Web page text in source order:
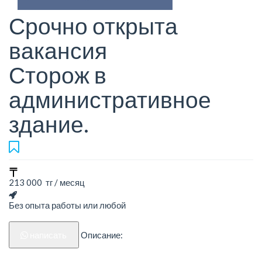
Срочно открыта
вакансия
Сторож в
административное
здание.
213 000 тг / месяц
Без опыта работы или любой
Описание: